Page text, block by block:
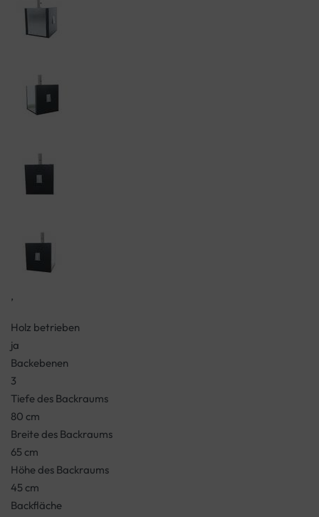
,
Holz betrieben
ja
Backebenen
3
Tiefe des Backraums
80 cm
Breite des Backraums
65 cm
Höhe des Backraums
45 cm
Backfläche